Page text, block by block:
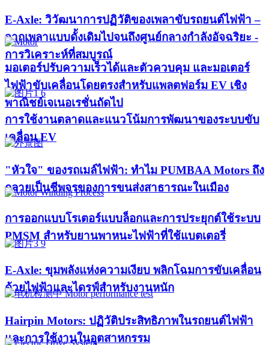
E-Axle: วิวัฒนาการปฏิวัติของเพลาขับรถยนต์ไฟฟ้า –
จากเพลาแบบดั้งเดิมไปจนถึงศูนย์กลางกำลังอัจฉริยะ -
การวิเคราะห์ที่สมบูรณ์
มอเตอร์ปรับความเร็วได้และตัวควบคุม และมอเตอร์
ไฟฟ้าขับเคลื่อนโดยตรงสำหรับแพลตฟอร์ม EV เชิง
พาณิชย์เจเนอเรชั่นถัดไป
การใช้งานตลาดและแนวโน้มการพัฒนาของระบบขับ
เคลื่อน EV
"หัวใจ" ของรถเมล์ไฟฟ้า: ทำไม PUMBAA Motors ถึง
กลายเป็นชีพจรของการขนส่งสาธารณะในเมือง
การออกแบบโรเตอร์แบบล็อกและการประยุกต์ใช้ระบบ
PMSM สำหรับยานพาหนะไฟฟ้าที่ใช้แบตเตอรี่
E-Axle: ขุมพลังแห่งความเงียบ พลิกโฉมการขับเคลื่อน
ด้วยไฟฟ้าและไดรฟ์สำหรับงานหนัก
Hairpin Motors: ปฏิวัติประสิทธิภาพในรถยนต์ไฟฟ้า
และการใช้งานในอุตสาหกรรม